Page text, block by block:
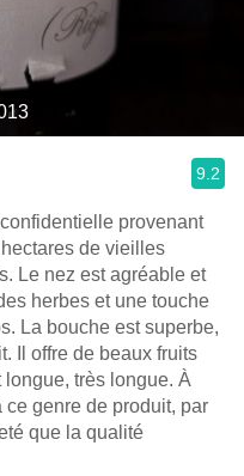
9.2
provenant
de vieilles
Le nez est agréable et
herbes et une touche
La bouche est superbe,
Il offre de beaux fruits
très longue. À
genre de produit, par
que la qualité